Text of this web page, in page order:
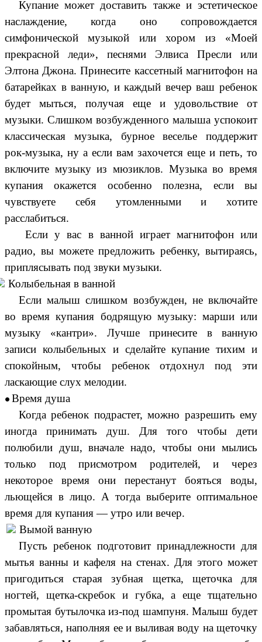
Купание может доставить также и эстетическое
наслаждение, когда оно сопровождается
симфонической музыкой или хором из «Моей
прекрасной леди», песнями Элвиса Пресли или
Элтона Джона. Принесите кассетный магнитофон на
батарейках в ванную, и каждый вечер ваш ребенок
будет мыться, получая еще и удовольствие от
музыки. Слишком возбужденного малыша успокоит
классическая музыка, бурное веселье поддержит
рок-музыка, ну а если вам захочется еще и петь, то
включите музыку из мюзиклов. Музыка во время
купания окажется особенно полезна, если вы
чувствуете себя утомленными и хотите
расслабиться.
Если у вас в ванной играет магнитофон или
радио, вы можете предложить ребенку, вытираясь,
приплясывать под звуки музыки.
Колыбельная в ванной
Если малыш слишком возбужден, не включайте
во время купания бодрящую музыку: марши или
музыку «кантри». Лучше принесите в ванную
записи колыбельных и сделайте купание тихим и
спокойным, чтобы ребенок отдохнул под эти
ласкающие слух мелодии.
Время душа
Когда ребенок подрастет, можно разрешить ему
иногда принимать душ. Для того чтобы дети
полюбили душ, вначале надо, чтобы они мылись
только под присмотром родителей, и через
некоторое время они перестанут бояться воды,
льющейся в лицо. А тогда выберите оптимальное
время для купания — утро или вечер.
Вымой ванную
Пусть ребенок подготовит принадлежности для
мытья ванны и кафеля на стенах. Для этого может
пригодиться старая зубная щетка, щеточка для
ногтей, щетка-скребок и губка, а еще тщательно
промытая бутылочка из-под шампуня. Малыш будет
забавляться, наполняя ее и выливая воду на щеточку